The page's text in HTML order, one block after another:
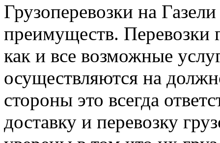
Грузоперевозки на
преимуществ. Перевозки
как и все возможные
осуществляются на
стороны это всегда
доставку и перевозку